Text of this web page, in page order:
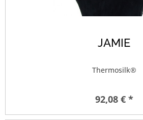
JAMIE
Thermosilk®
92,08 € *